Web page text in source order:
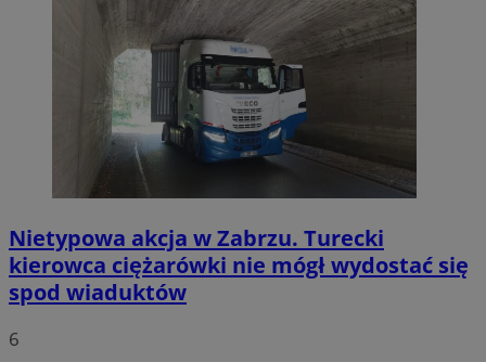
Nietypowa akcja w Zabrzu. Turecki
kierowca ciężarówki nie mógł wydostać się
spod wiaduktów
6